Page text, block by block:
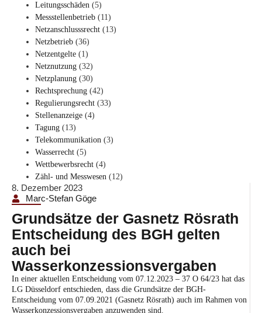
8. Dezember 2023
Marc-Stefan Göge
Grundsätze der Gasnetz Rösrath
Entscheidung des BGH gelten
auch bei
Wasserkonzessionsvergaben
In einer aktuellen Entscheidung vom 07.12.2023 – 37 O 64/23 hat das
LG Düsseldorf entschieden, dass die Grundsätze der BGH-
Entscheidung vom 07.09.2021 (Gasnetz Rösrath) auch im Rahmen von
Wasserkonzessionsvergaben anzuwenden sind.
Leitungsschäden (5)
Messstellenbetrieb (11)
Netzanschlusssrecht (13)
Netzbetrieb (36)
Netzentgelte (1)
Netznutzung (32)
Netzplanung (30)
Rechtsprechung (42)
Regulierungsrecht (33)
Stellenanzeige (4)
Tagung (13)
Telekommunikation (3)
Wasserrecht (5)
Wettbewerbsrecht (4)
Zähl- und Messwesen (12)